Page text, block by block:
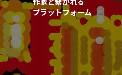
プラットフォーム